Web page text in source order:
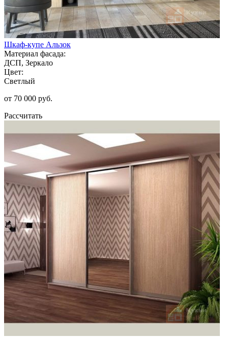
Шкаф-купе Альзок
Материал фасада:
ДСП, Зеркало
Цвет:
Светлый
от 70 000 руб.
Рассчитать